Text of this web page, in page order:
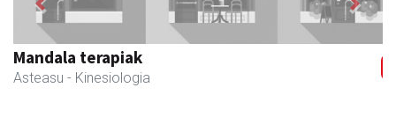
Mandala terapiak
Asteasu - Kinesiologia
Previous Next